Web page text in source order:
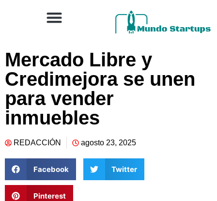
Mercado Libre y
Credimejora se unen
para vender
inmuebles
REDACCIÓN agosto 23, 2025
Facebook Twitter
Pinterest